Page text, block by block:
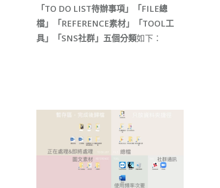
「TO DO LIST待辦事項」「FILE總
檔」「REFERENCE素材」「TOOL工
具」「SNS社群」五個分類如下：